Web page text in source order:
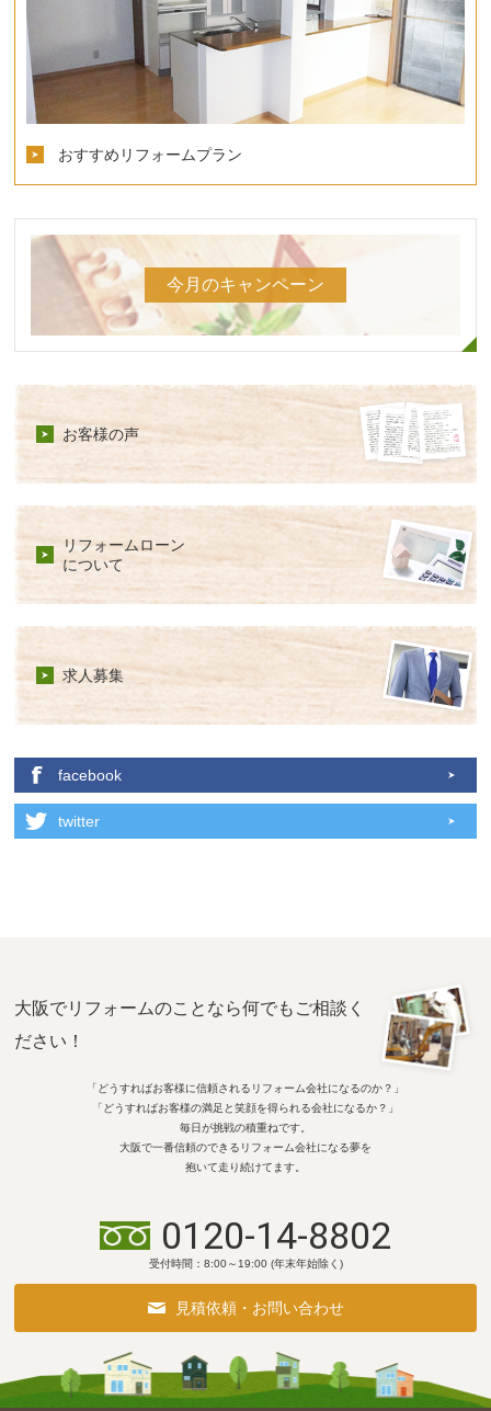
おすすめリフォームプラン
今月のキャンペーン
お客様の声
リフォームローン
について
求人募集
facebook
twitter
大阪でリフォームのことなら何でもご相談く
ださい！
「どうすればお客様に信頼されるリフォーム会社になるのか？」
「どうすればお客様の満足と笑顔を得られる会社になるか？」
毎日が挑戦の積重ねです。
大阪で一番信頼のできるリフォーム会社になる夢を
抱いて走り続けてます。
0120-14-8802
受付時間：8:00～19:00 (年末年始除く)
見積依頼・お問い合わせ